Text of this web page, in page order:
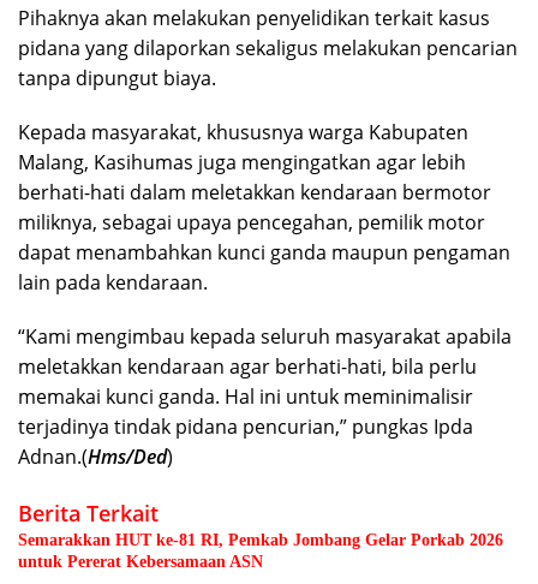
Pihaknya akan melakukan penyelidikan terkait kasus
pidana yang dilaporkan sekaligus melakukan pencarian
tanpa dipungut biaya.
Kepada masyarakat, khususnya warga Kabupaten
Malang, Kasihumas juga mengingatkan agar lebih
berhati-hati dalam meletakkan kendaraan bermotor
miliknya, sebagai upaya pencegahan, pemilik motor
dapat menambahkan kunci ganda maupun pengaman
lain pada kendaraan.
“Kami mengimbau kepada seluruh masyarakat apabila
meletakkan kendaraan agar berhati-hati, bila perlu
memakai kunci ganda. Hal ini untuk meminimalisir
terjadinya tindak pidana pencurian,” pungkas Ipda
Adnan.(Hms/Ded)
Berita Terkait
Semarakkan HUT ke-81 RI, Pemkab Jombang Gelar Porkab 2026
untuk Pererat Kebersamaan ASN